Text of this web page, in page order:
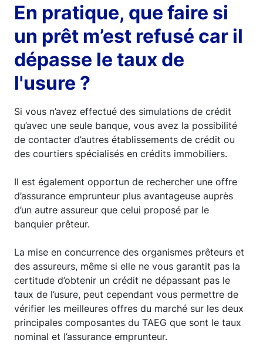
En pratique, que faire si
un prêt m’est refusé car il
dépasse le taux de
l'usure ?
Si vous n’avez effectué des simulations de crédit
qu’avec une seule banque, vous avez la possibilité
de contacter d’autres établissements de crédit ou
des courtiers spécialisés en crédits immobiliers.
Il est également opportun de rechercher une offre
d’assurance emprunteur plus avantageuse auprès
d’un autre assureur que celui proposé par le
banquier prêteur.
La mise en concurrence des organismes prêteurs et
des assureurs, même si elle ne vous garantit pas la
certitude d’obtenir un crédit ne dépassant pas le
taux de l’usure, peut cependant vous permettre de
vérifier les meilleures offres du marché sur les deux
principales composantes du TAEG que sont le taux
nominal et l’assurance emprunteur.